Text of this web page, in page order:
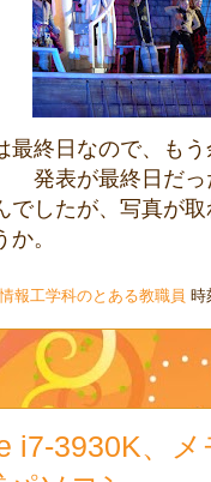
最終日なので、も
発表が最終日だっ
でしたが、写真が
か。
情報工学科のとある教職員 時
i7-3930K、